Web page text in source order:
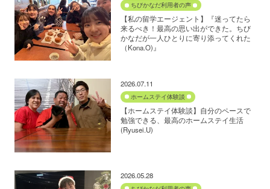
ちびかなだ利用者の声
【私の留学エージェント】『迷ってたら
来るべき！最高の思い出ができた。ちび
かなだが一人ひとりに寄り添ってくれた
（Kona.O)』
2026.07.11
ホームステイ体験談
【ホームステイ体験談】自分のペースで
勉強できる、最高のホームステイ生活
(Ryusei.U)
2026.05.28